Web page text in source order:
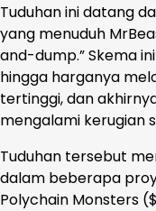
Tuduhan ini datang
yang menuduh
and-dump.” Skema
hingga harganya
tertinggi, dan
mengalami kerugian
Tuduhan tersebut
dalam beberapa
Polychain Monsters